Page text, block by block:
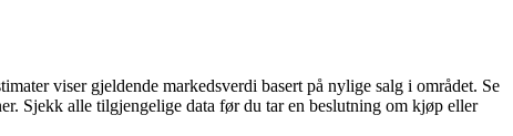
viser gjeldende markedsverdi basert på nylige salg i området. Se
Sjekk alle tilgjengelige data før du tar en beslutning om kjøp eller